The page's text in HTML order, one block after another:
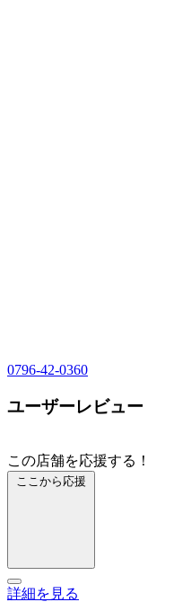
0796-42-0360
ユーザーレビュー
この店舗を応援する！
ここから応援
詳細を見る